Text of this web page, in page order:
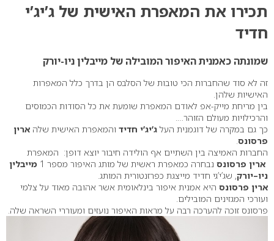
תכירו את המאפרת האישית של ג’יג’י
חדיד
שמונתה כאמנית האיפור המובילה של מייבלין ניו-יורק
זה לא סוד שהחברות הכי טובות של הסלבס הן בדרך כלל המאפרות
האישיות שלהן.
בין מריחת מייק-אפ לאודם המאפרת שומעת את כל הסודות הכמוסים
והרכילויות מעולם הזוהר….
כך גם במקרה של דוגמנית העל ג’יג’י חדיד והמאפרת האישית שלה ארין
פרסונס.
החברות האמיצה בין השתיים אף הולידה חיבור יוצא דופן: המאפרת
ארין פרסונס נבחרה כמאפרת ראשית של מותג האיפור מספר 1
מייבלין
ניו–יורק, שג’י’גי חדיד מייצגת כפרזנטורית המותג.
ארין פרסונס היא אמנית איפור בינלאומית אשר אהובה מאוד על צלמי
ועורכי המגזינים המובילים.
פרסונס זוכה להערכה רבה על מראות האיפור נועזים ומעוררי השראה שלה.